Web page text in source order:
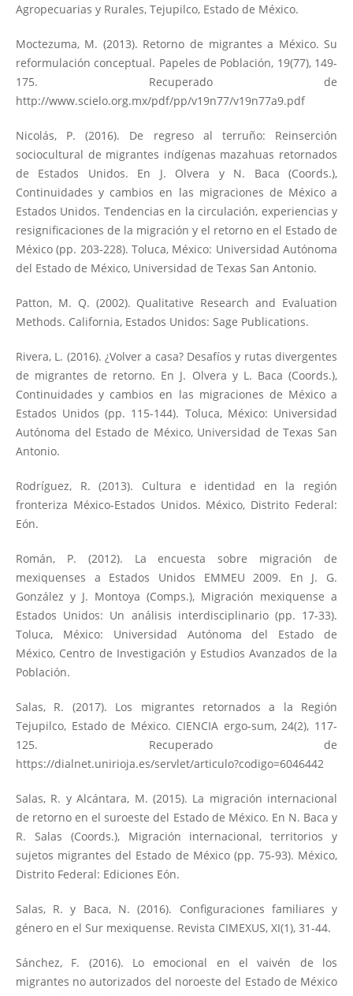
Agropecuarias y Rurales, Tejupilco, Estado de México.
Moctezuma, M. (2013). Retorno de migrantes a México. Su
reformulación conceptual. Papeles de Población, 19(77), 149-
175. Recuperado de
http://www.scielo.org.mx/pdf/pp/v19n77/v19n77a9.pdf
Nicolás, P. (2016). De regreso al terruño: Reinserción
sociocultural de migrantes indígenas mazahuas retornados
de Estados Unidos. En J. Olvera y N. Baca (Coords.),
Continuidades y cambios en las migraciones de México a
Estados Unidos. Tendencias en la circulación, experiencias y
resignificaciones de la migración y el retorno en el Estado de
México (pp. 203-228). Toluca, México: Universidad Autónoma
del Estado de México, Universidad de Texas San Antonio.
Patton, M. Q. (2002). Qualitative Research and Evaluation
Methods. California, Estados Unidos: Sage Publications.
Rivera, L. (2016). ¿Volver a casa? Desafíos y rutas divergentes
de migrantes de retorno. En J. Olvera y L. Baca (Coords.),
Continuidades y cambios en las migraciones de México a
Estados Unidos (pp. 115-144). Toluca, México: Universidad
Autónoma del Estado de México, Universidad de Texas San
Antonio.
Rodríguez, R. (2013). Cultura e identidad en la región
fronteriza México-Estados Unidos. México, Distrito Federal:
Eón.
Román, P. (2012). La encuesta sobre migración de
mexiquenses a Estados Unidos EMMEU 2009. En J. G.
González y J. Montoya (Comps.), Migración mexiquense a
Estados Unidos: Un análisis interdisciplinario (pp. 17-33).
Toluca, México: Universidad Autónoma del Estado de
México, Centro de Investigación y Estudios Avanzados de la
Población.
Salas, R. (2017). Los migrantes retornados a la Región
Tejupilco, Estado de México. CIENCIA ergo-sum, 24(2), 117-
125. Recuperado de
https://dialnet.unirioja.es/servlet/articulo?codigo=6046442
Salas, R. y Alcántara, M. (2015). La migración internacional
de retorno en el suroeste del Estado de México. En N. Baca y
R. Salas (Coords.), Migración internacional, territorios y
sujetos migrantes del Estado de México (pp. 75-93). México,
Distrito Federal: Ediciones Eón.
Salas, R. y Baca, N. (2016). Configuraciones familiares y
género en el Sur mexiquense. Revista CIMEXUS, XI(1), 31-44.
Sánchez, F. (2016). Lo emocional en el vaivén de los
migrantes no autorizados del noroeste del Estado de México